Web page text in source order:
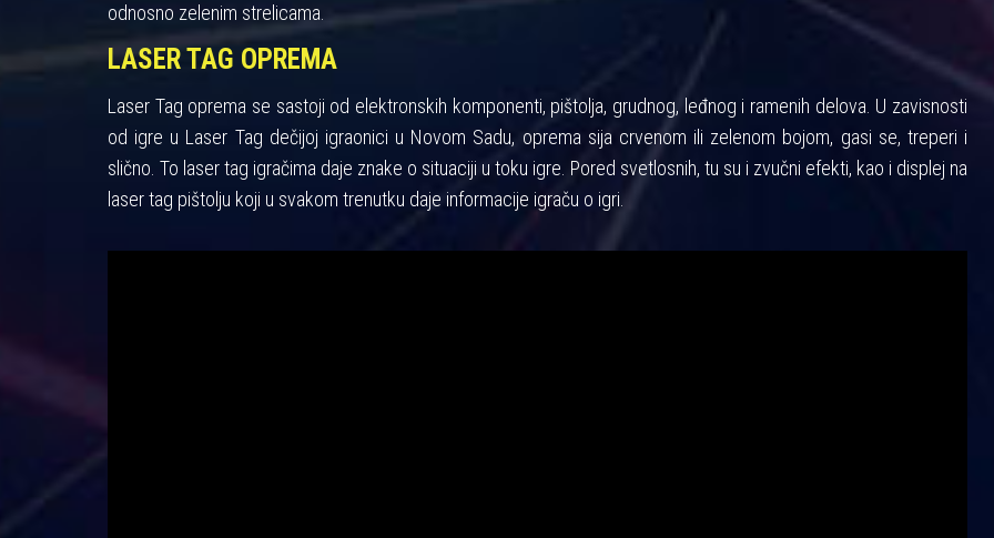
odnosno zelenim strelicama.
LASER TAG OPREMA
Laser Tag oprema se sastoji od elektronskih komponenti, pištolja, grudnog, leđnog i ramenih delova. U zavisnosti
od igre u Laser Tag dečijoj igraonici u Novom Sadu, oprema sija crvenom ili zelenom bojom, gasi se, treperi i
slično. To laser tag igračima daje znake o situaciji u toku igre. Pored svetlosnih, tu su i zvučni efekti, kao i displej na
laser tag pištolju koji u svakom trenutku daje informacije igraču o igri.